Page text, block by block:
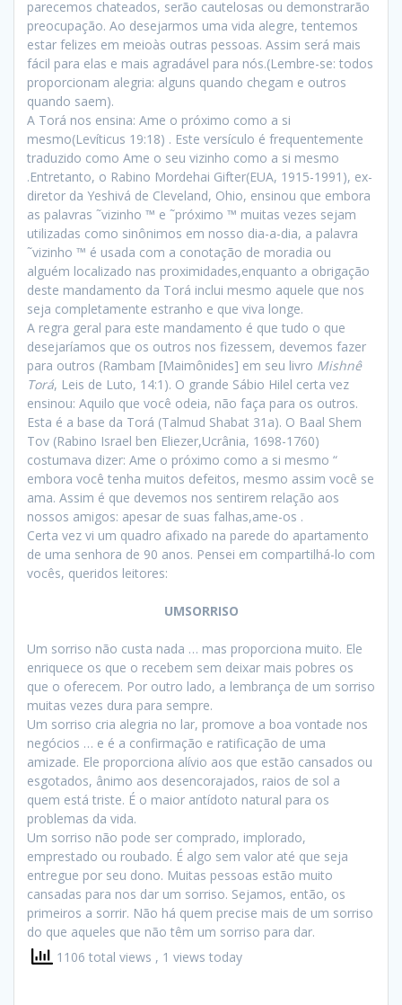
parecemos chateados, serão cautelosas ou demonstrarão
preocupação. Ao desejarmos uma vida alegre, tentemos
estar felizes em meioàs outras pessoas. Assim será mais
fácil para elas e mais agradável para nós.(Lembre-se: todos
proporcionam alegria: alguns quando chegam e outros
quando saem).
A Torá nos ensina: Ame o próximo como a si
mesmo(Levíticus 19:18) . Este versículo é frequentemente
traduzido como Ame o seu vizinho como a si mesmo
.Entretanto, o Rabino Mordehai Gifter(EUA, 1915-1991), ex-
diretor da Yeshivá de Cleveland, Ohio, ensinou que embora
as palavras ˜vizinho ™ e ˜próximo ™ muitas vezes sejam
utilizadas como sinônimos em nosso dia-a-dia, a palavra
˜vizinho ™ é usada com a conotação de moradia ou
alguém localizado nas proximidades,enquanto a obrigação
deste mandamento da Torá inclui mesmo aquele que nos
seja completamente estranho e que viva longe.
A regra geral para este mandamento é que tudo o que
desejaríamos que os outros nos fizessem, devemos fazer
para outros (Rambam [Maimônides] em seu livro Mishnê
Torá, Leis de Luto, 14:1). O grande Sábio Hilel certa vez
ensinou: Aquilo que você odeia, não faça para os outros.
Esta é a base da Torá (Talmud Shabat 31a). O Baal Shem
Tov (Rabino Israel ben Eliezer,Ucrânia, 1698-1760)
costumava dizer: Ame o próximo como a si mesmo “
embora você tenha muitos defeitos, mesmo assim você se
ama. Assim é que devemos nos sentirem relação aos
nossos amigos: apesar de suas falhas,ame-os .
Certa vez vi um quadro afixado na parede do apartamento
de uma senhora de 90 anos. Pensei em compartilhá-lo com
vocês, queridos leitores:
UMSORRISO
Um sorriso não custa nada … mas proporciona muito. Ele
enriquece os que o recebem sem deixar mais pobres os
que o oferecem. Por outro lado, a lembrança de um sorriso
muitas vezes dura para sempre.
Um sorriso cria alegria no lar, promove a boa vontade nos
negócios … e é a confirmação e ratificação de uma
amizade. Ele proporciona alívio aos que estão cansados ou
esgotados, ânimo aos desencorajados, raios de sol a
quem está triste. É o maior antídoto natural para os
problemas da vida.
Um sorriso não pode ser comprado, implorado,
emprestado ou roubado. É algo sem valor até que seja
entregue por seu dono. Muitas pessoas estão muito
cansadas para nos dar um sorriso. Sejamos, então, os
primeiros a sorrir. Não há quem precise mais de um sorriso
do que aqueles que não têm um sorriso para dar.
1106 total views , 1 views today